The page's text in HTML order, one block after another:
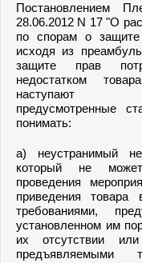
Постановлением
28.06.2012 N 17 "О
по спорам о защите
исходя из
защите прав
недостатком
наступают
предусмотренные
понимать:
а) неустранимый
который не
проведения
приведения товара
требованиями,
установленном им
их отсутствии
предъявляемыми